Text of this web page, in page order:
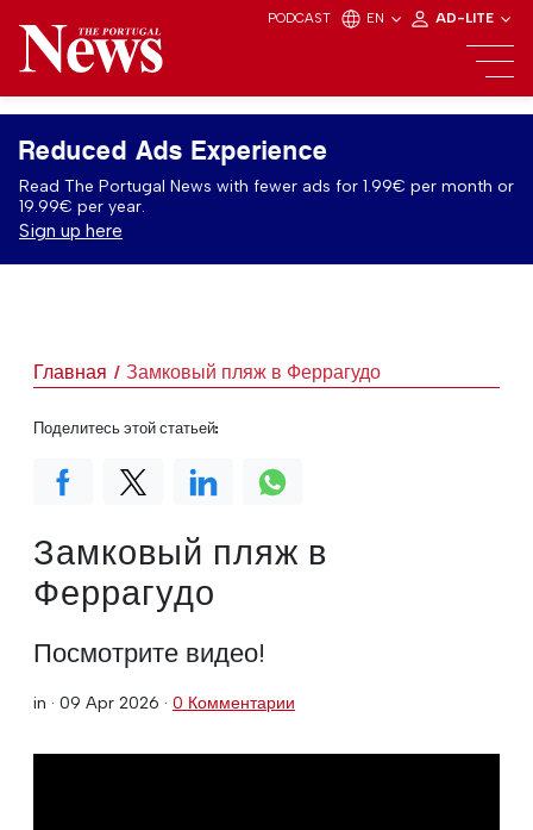
PODCAST EN AD-LITE
Reduced Ads Experience
Read The Portugal News with fewer ads for 1.99€ per month or
19.99€ per year.
Sign up here
Главная Замковый пляж в Феррагудо
Замковый пляж в
Феррагудо
Посмотрите видео!
in · 09 Apr 2026 · 0 Комментарии
Поделитесь этой статьей: